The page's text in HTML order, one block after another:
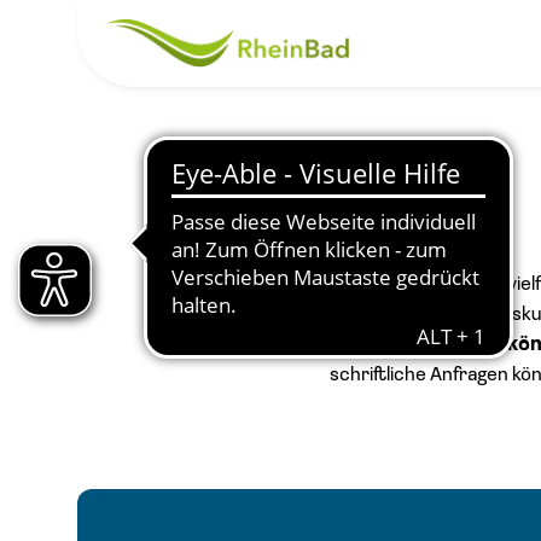
Startseite
Entdecken Sie unser
Kinder bis hin zu
beachten Sie: Kurse
schriftliche Anfragen